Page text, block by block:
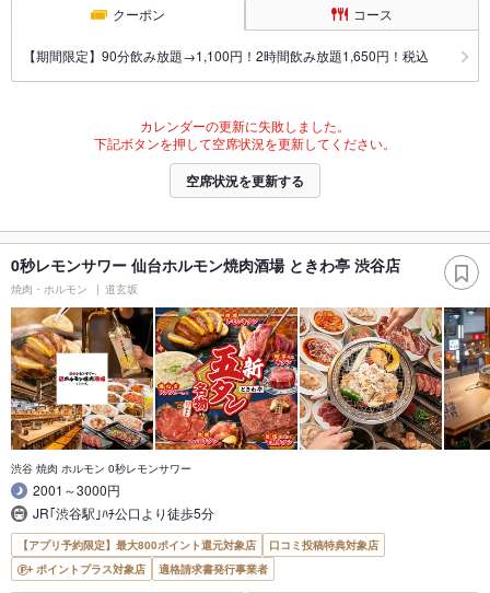
クーポン コース
【期間限定】90分飲み放題→1,100円！2時間飲み放題1,650円！税込
カレンダーの更新に失敗しました。
下記ボタンを押して空席状況を更新してください。
空席状況を更新する
0秒レモンサワー 仙台ホルモン焼肉酒場 ときわ亭 渋谷店
焼肉・ホルモン 道玄坂
渋谷 焼肉 ホルモン 0秒レモンサワー
2001～3000円
JR｢渋谷駅｣ﾊﾁ公口より徒歩5分
【アプリ予約限定】最大800ポイント還元対象店
口コミ投稿特典対象店
ポイントプラス対象店
適格請求書発行事業者